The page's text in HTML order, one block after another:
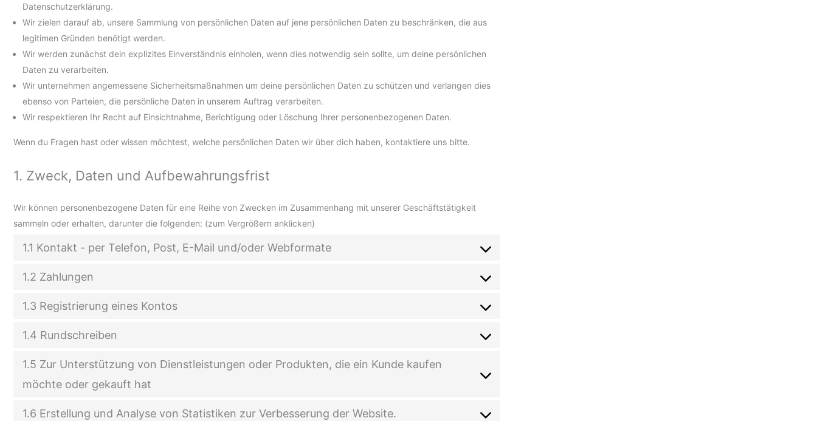
Datenschutzerklärung.
Wir zielen darauf ab, unsere Sammlung von persönlichen Daten auf jene persönlichen Daten zu beschränken, die aus
legitimen Gründen benötigt werden.
Wir werden zunächst dein explizites Einverständnis einholen, wenn dies notwendig sein sollte, um deine persönlichen
Daten zu verarbeiten.
Wir unternehmen angemessene Sicherheitsmaßnahmen um deine persönlichen Daten zu schützen und verlangen dies
ebenso von Parteien, die persönliche Daten in unserem Auftrag verarbeiten.
Wir respektieren Ihr Recht auf Einsichtnahme, Berichtigung oder Löschung Ihrer personenbezogenen Daten.
Wenn du Fragen hast oder wissen möchtest, welche persönlichen Daten wir über dich haben, kontaktiere uns bitte.
1. Zweck, Daten und Aufbewahrungsfrist
Wir können personenbezogene Daten für eine Reihe von Zwecken im Zusammenhang mit unserer Geschäftstätigkeit
sammeln oder erhalten, darunter die folgenden: (zum Vergrößern anklicken)
1.1 Kontakt - per Telefon, Post, E-Mail und/oder Webformate
1.2 Zahlungen
1.3 Registrierung eines Kontos
1.4 Rundschreiben
1.5 Zur Unterstützung von Dienstleistungen oder Produkten, die ein Kunde kaufen
möchte oder gekauft hat
1.6 Erstellung und Analyse von Statistiken zur Verbesserung der Website.